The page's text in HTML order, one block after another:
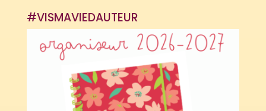
#VISMAVIEDAUTEUR